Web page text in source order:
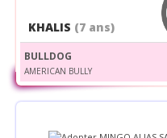
KHALIS (7 ans)
BULLDOG
AMERICAN BULLY